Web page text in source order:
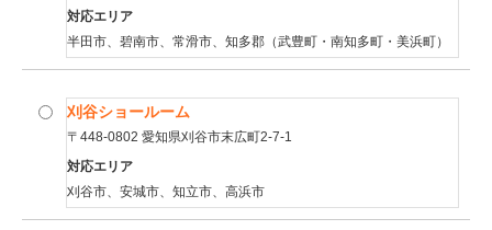
対応エリア
半田市、碧南市、常滑市、知多郡（武豊町・南知多町・美浜町）
刈谷ショールーム
〒448-0802 愛知県刈谷市末広町2-7-1
対応エリア
刈谷市、安城市、知立市、高浜市